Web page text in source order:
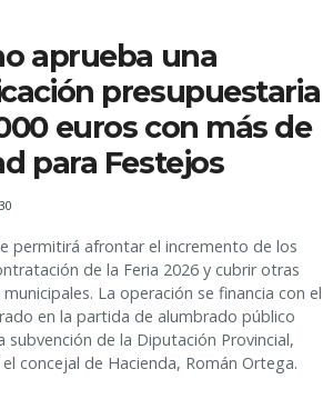
aprueba una
presupuestaria
euros con más de
para Festejos
permitirá afrontar el incremento de los
de la Feria 2026 y cubrir otras
La operación se financia con el
en la partida de alumbrado público
subvención de la Diputación Provincial,
concejal de Hacienda, Román Ortega.